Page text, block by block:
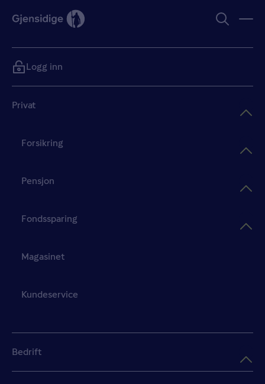
Privat
Forsikring
Pensjon
Fondssparing
Magasinet
Kundeservice
Bedrift
Logg inn